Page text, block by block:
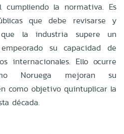
cumpliendo la normativa. Es
que debe revisarse y
la industria supere un
su capacidad de
internacionales. Ello ocurre
Noruega mejoran su
como objetivo quintuplicar la
década.